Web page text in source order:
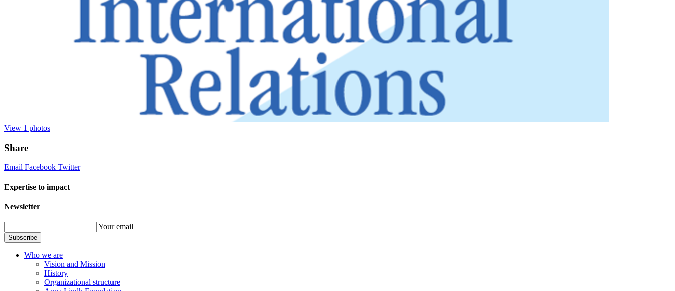
View 1 photos
Share
Email Facebook Twitter
Expertise to impact
Newsletter
Your email
Subscribe
Who we are
Vision and Mission
History
Organizational structure